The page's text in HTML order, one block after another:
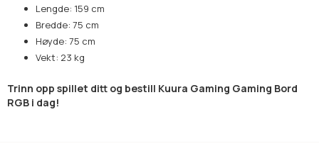
Lengde: 159 cm
Bredde: 75 cm
Høyde: 75 cm
Vekt: 23 kg
Trinn opp spillet ditt og bestill Kuura Gaming Gaming Bord
RGB i dag!